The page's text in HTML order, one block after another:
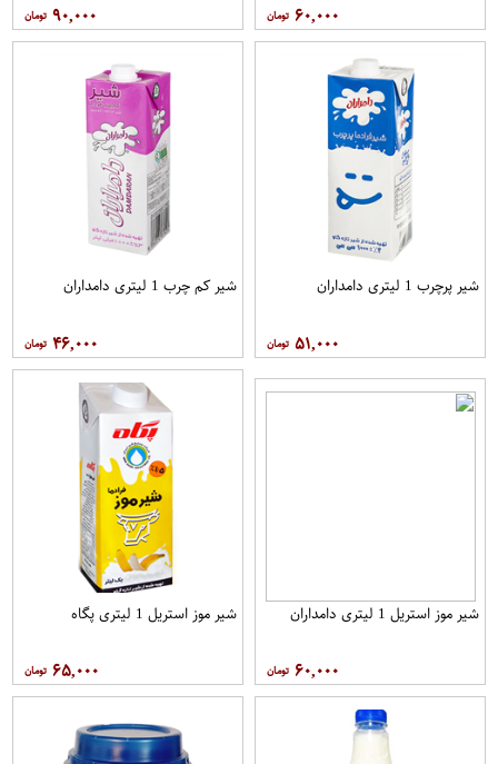
۶۰,۰۰۰ ۹۰,۰۰۰
شیر پرچرب 1 لیتری دامداران
۵۱,۰۰۰
شیر کم چرب 1 لیتری دامداران
۴۶,۰۰۰
شیر موز استریل 1 لیتری دامداران
۶۰,۰۰۰
شیر موز استریل 1 لیتری پگاه
۶۵,۰۰۰